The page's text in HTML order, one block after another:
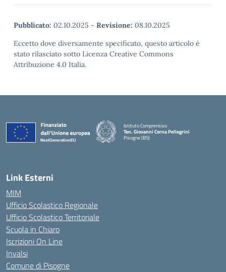
Pubblicato: 02.10.2025 - Revisione: 08.10.2025
Eccetto dove diversamente specificato, questo articolo è
stato rilasciato sotto Licenza Creative Commons
Attribuzione 4.0 Italia.
Istituto Comprensivo
Ten. Giovanni Corna Pellegrini
Pisogne (BS)
— Visita la pagina iniziale della scuola
Link Esterni
MIM
Ufficio Scolastico Regionale
Ufficio Scolastico Territoriale
Scuola in Chiaro
Iscrizioni On Line
Invalsi
Comune di Pisogne